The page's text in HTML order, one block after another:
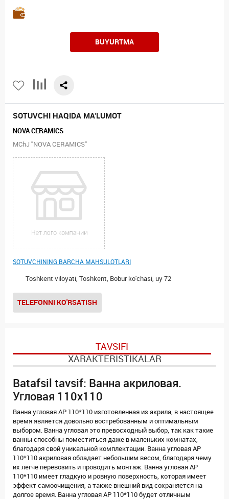
BUYURTMA
SOTUVCHI HAQIDA MA'LUMOT
NOVA CERAMICS
MChJ "NOVA CERAMICS"
SOTUVCHINING BARCHA MAHSULOTLARI
Toshkent viloyati, Toshkent, Bobur ko'chasi, uy 72
TELEFONNI KO'RSATISH
TAVSIFI
XARAKTERISTIKALAR
Batafsil tavsif: Ванна акриловая.
Угловая 110x110
Ванна угловая AP 110*110 изготовленная из акрила, в настоящее
время является довольно востребованным и оптимальным
выбором. Ванна угловая это превосходный выбор, так как такие
ванны способны поместиться даже в маленьких комнатах,
благодаря свой уникальной комплектации. Ванна угловая AP
110*110 акриловая обладает небольшим весом, благодаря чему
их легче перевозить и проводить монтаж. Ванна угловая AP
110*110 имеет гладкую и ровную поверхность, которая имеет
эффект самоочищения, а также внешний вид сохраняется на
долгое время. Ванна угловая AP 110*110 будет отличным